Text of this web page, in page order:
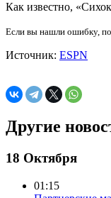
Как известно,
Если вы нашли ошибку,
Источник: ESPN
Другие
18 Октября
01:15